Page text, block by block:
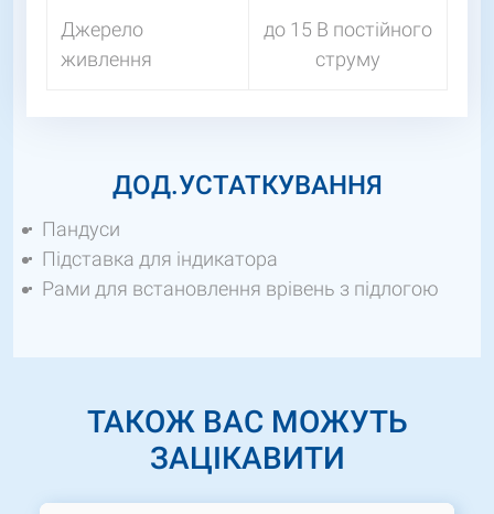
Джерело
живлення
до 15 В постійного
струму
ДОД.УСТАТКУВАННЯ
Пандуси
Підставка для індикатора
Рами для встановлення врівень з підлогою
ТАКОЖ ВАС МОЖУТЬ
ЗАЦІКАВИТИ